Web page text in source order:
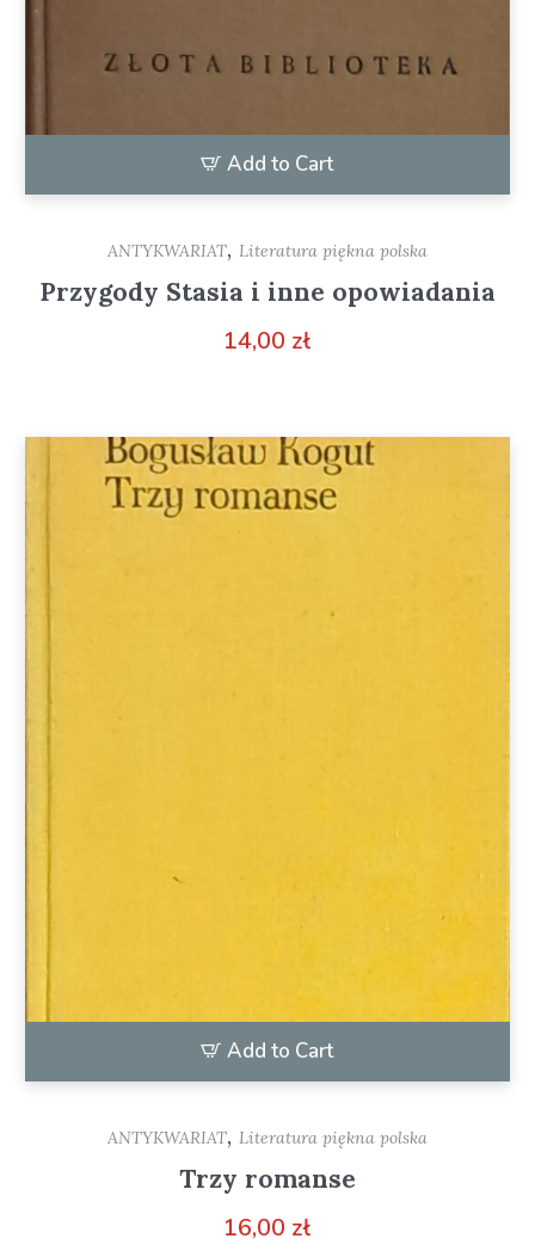
Add to Cart
ANTYKWARIAT, Literatura piękna polska
Przygody Stasia i inne opowiadania
14,00 zł
Add to Cart
ANTYKWARIAT, Literatura piękna polska
Trzy romanse
16,00 zł